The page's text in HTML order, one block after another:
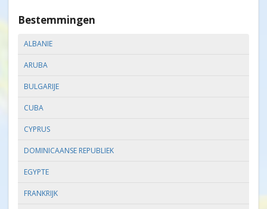
Bestemmingen
ALBANIE
ARUBA
BULGARIJE
CUBA
CYPRUS
DOMINICAANSE REPUBLIEK
EGYPTE
FRANKRIJK